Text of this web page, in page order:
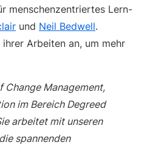
menschenzentriertes Lern-
und Neil Bedwell.
Arbeiten an, um mehr
Change Management,
im Bereich Degreed
arbeitet mit unseren
spannenden